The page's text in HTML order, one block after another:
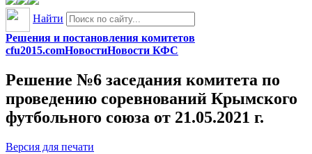
Найти
Решения и постановления комитетов
cfu2015.comНовостиНовости КФС
Решение №6 заседания комитета по
проведению соревнований Крымского
футбольного союза от 21.05.2021 г.
Версия для печати